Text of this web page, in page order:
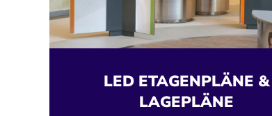
LED ETAGENPLÄNE &
LAGEPLÄNE